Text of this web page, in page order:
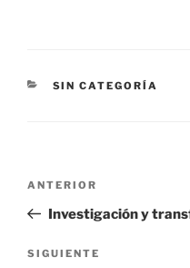
CATEGORÍAS
SIN CATEGORÍA
entradas
Entrada
anterior:
ANTERIOR
Investigación y
Siguiente
SIGUIENTE